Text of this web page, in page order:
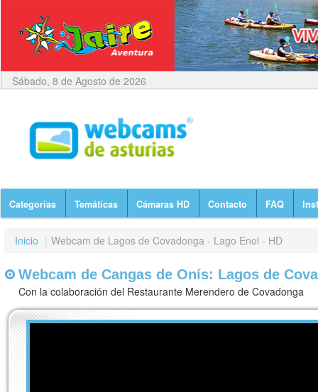
Sábado, 8 de Agosto de 2026
Categorías Temáticas Cámaras HD Contacto FAQ
Inicio | Webcam de Lagos de Covadonga - Lago Enol - HD
Webcam de Cangas de Onís: Lagos de
Con la colaboración del Restaurante Merendero de Covadonga